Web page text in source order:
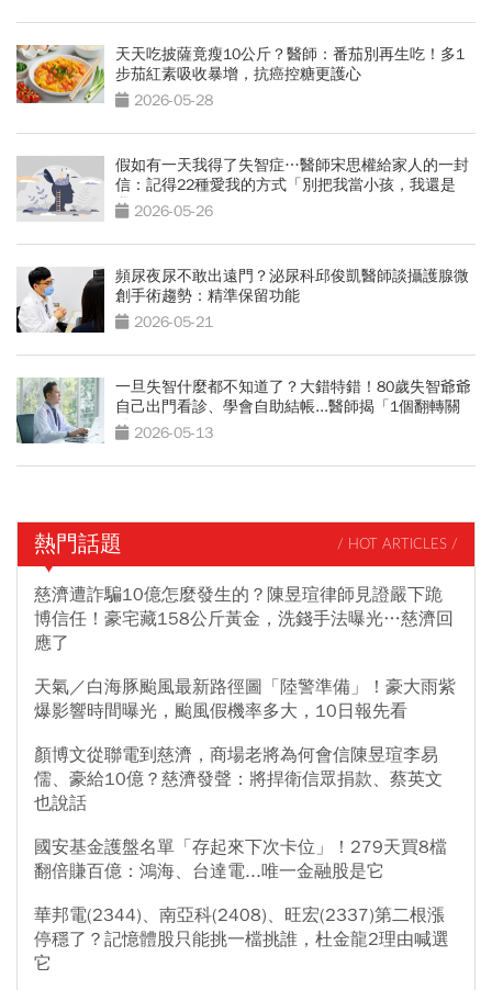
天天吃披薩竟瘦10公斤？醫師：番茄別再生吃！多1
步茄紅素吸收暴增，抗癌控糖更護心
2026-05-28
假如有一天我得了失智症…醫師宋思權給家人的一封
信：記得22種愛我的方式「別把我當小孩，我還是
我」2026-05-26
頻尿夜尿不敢出遠門？泌尿科邱俊凱醫師談攝護腺微
創手術趨勢：精準保留功能
2026-05-21
一旦失智什麼都不知道了？大錯特錯！80歲失智爺爺
自己出門看診、學會自助結帳...醫師揭「1個翻轉關
鍵」2026-05-13
熱門話題 / HOT ARTICLES /
慈濟遭詐騙10億怎麼發生的？陳昱瑄律師見證嚴下跪
博信任！豪宅藏158公斤黃金，洗錢手法曝光…慈濟回
應了
天氣／白海豚颱風最新路徑圖「陸警準備」！豪大雨紫
爆影響時間曝光，颱風假機率多大，10日報先看
顏博文從聯電到慈濟，商場老將為何會信陳昱瑄李易
儒、豪給10億？慈濟發聲：將捍衛信眾捐款、蔡英文
也說話
國安基金護盤名單「存起來下次卡位」！279天買8檔
翻倍賺百億：鴻海、台達電...唯一金融股是它
華邦電(2344)、南亞科(2408)、旺宏(2337)第二根漲
停穩了？記憶體股只能挑一檔挑誰，杜金龍2理由喊選
它